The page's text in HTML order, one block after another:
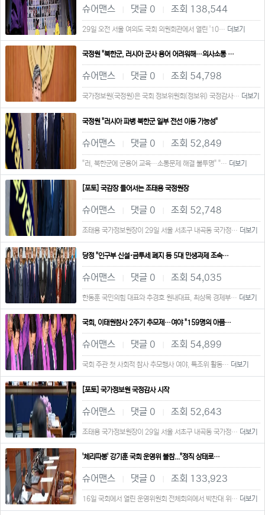
슈어맨스 댓글 0 조회 138,544
29일 오전 서울 여의도 국회 의원회관에서 열린 '10… 더보기
국정원 "북한군, 러시아 군사 용어 어려워해…의사소통 …
슈어맨스 댓글 0 조회 54,798
국가정보원(국정원)은 국회 정보위원회(정보위) 국정감사… 더보기
국정원 "러시아 파병 북한군 일부 전선 이동 가능성"
슈어맨스 댓글 0 조회 52,849
"러, 북한군에 군용어 교육…소통문제 해결 불투명" "… 더보기
[포토] 국감장 들어서는 조태용 국정원장
슈어맨스 댓글 0 조회 52,748
조태용 국가정보원장이 29일 서울 서초구 내곡동 국가정… 더보기
당정 "인구부 신설·금투세 폐지 등 5대 민생과제 조속…
슈어맨스 댓글 0 조회 54,035
한동훈 국민의힘 대표와 추경호 원내대표, 최상목 경제부… 더보기
국회, 이태원참사 2주기 추모제…여야 "159명의 아픔…
슈어맨스 댓글 0 조회 54,899
국회 주관 첫 사회적 참사 추모행사 여야, 특조위 활동… 더보기
[포토] 국가정보원 국정감사 시작
슈어맨스 댓글 0 조회 52,643
조태용 국가정보원장이 29일 서울 서초구 내곡동 국가정… 더보기
'체리따봉' 강기훈 국회 운영위 불참..."정직 상태로…
슈어맨스 댓글 0 조회 133,923
16일 국회에서 열린 운영위원회 전체회의에서 박찬대 위… 더보기